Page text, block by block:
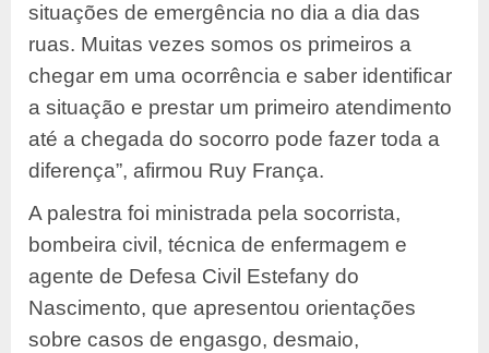
situações de emergência no dia a dia das
ruas. Muitas vezes somos os primeiros a
chegar em uma ocorrência e saber identificar
a situação e prestar um primeiro atendimento
até a chegada do socorro pode fazer toda a
diferença”, afirmou Ruy França.
A palestra foi ministrada pela socorrista,
bombeira civil, técnica de enfermagem e
agente de Defesa Civil Estefany do
Nascimento, que apresentou orientações
sobre casos de engasgo, desmaio,